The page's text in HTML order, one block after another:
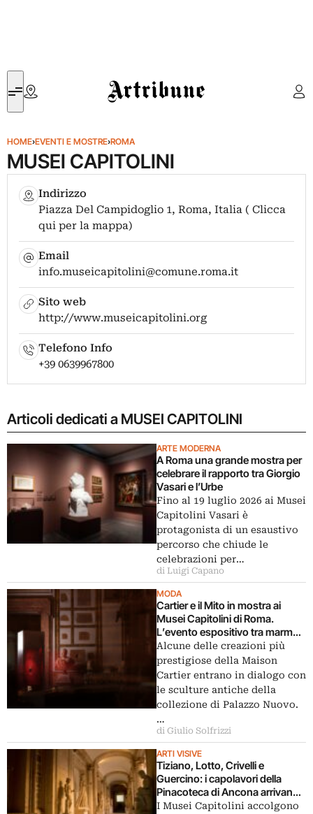
Artribune
HOME›EVENTI E MOSTRE›ROMA
MUSEI CAPITOLINI
Indirizzo
Piazza Del Campidoglio 1, Roma, Italia ( Clicca
qui per la mappa)
Email
info.museicapitolini@comune.roma.it
Sito web
http://www.museicapitolini.org
Telefono Info
+39 0639967800
Articoli dedicati a MUSEI CAPITOLINI
ARTE MODERNA
A Roma una grande mostra per
celebrare il rapporto tra Giorgio
Vasari e l’Urbe
Fino al 19 luglio 2026 ai Musei
Capitolini Vasari è
protagonista di un esaustivo
percorso che chiude le
celebrazioni per…
di Luigi Capano
MODA
Cartier e il Mito in mostra ai
Musei Capitolini di Roma.
L’evento espositivo tra marmo
e gioiello
Alcune delle creazioni più
prestigiose della Maison
Cartier entrano in dialogo con
le sculture antiche della
collezione di Palazzo Nuovo.
…
di Giulio Solfrizzi
ARTI VISIVE
Tiziano, Lotto, Crivelli e
Guercino: i capolavori della
Pinacoteca di Ancona arrivano
a Roma per il Giubileo
I Musei Capitolini accolgono